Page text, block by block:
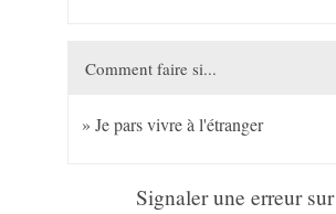
Comment faire si...
Je pars vivre à l'étranger
Signaler une erreur